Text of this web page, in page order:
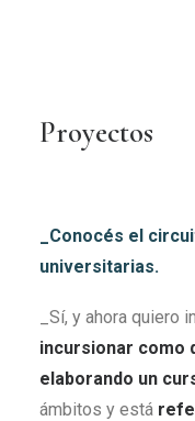
Proyectos
_Conocés el
universitarias.
_Sí, y ahora quiero
incursionar como
elaborando un
ámbitos y está